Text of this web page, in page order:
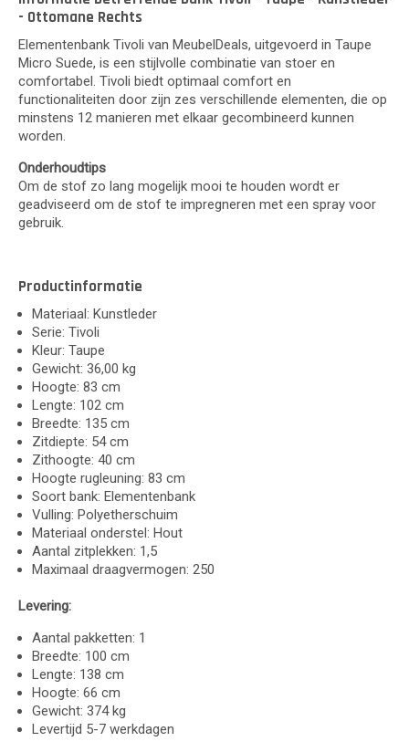
- Ottomane Rechts
Elementenbank Tivoli van MeubelDeals, uitgevoerd in Taupe
Micro Suede, is een stijlvolle combinatie van stoer en
comfortabel. Tivoli biedt optimaal comfort en
functionaliteiten door zijn zes verschillende elementen, die op
minstens 12 manieren met elkaar gecombineerd kunnen
worden.
Onderhoudtips
Om de stof zo lang mogelijk mooi te houden wordt er
geadviseerd om de stof te impregneren met een spray voor
gebruik.
Productinformatie
Materiaal: Kunstleder
Serie: Tivoli
Kleur: Taupe
Gewicht: 36,00 kg
Hoogte: 83 cm
Lengte: 102 cm
Breedte: 135 cm
Zitdiepte: 54 cm
Zithoogte: 40 cm
Hoogte rugleuning: 83 cm
Soort bank: Elementenbank
Vulling: Polyetherschuim
Materiaal onderstel: Hout
Aantal zitplekken: 1,5
Maximaal draagvermogen: 250
Levering:
Aantal pakketten: 1
Breedte: 100 cm
Lengte: 138 cm
Hoogte: 66 cm
Gewicht: 374 kg
Levertijd 5-7 werkdagen